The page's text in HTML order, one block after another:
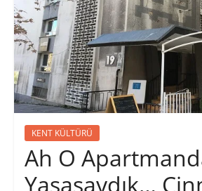
KENT KÜLTÜRÜ
Ah O
Yaşasaydık…